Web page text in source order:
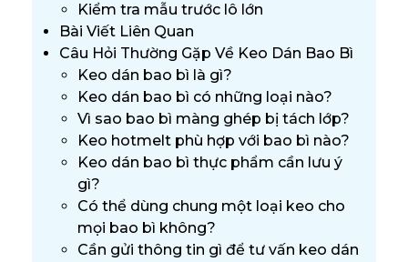
Kiểm tra mẫu trước lô lớn
Bài Viết Liên Quan
Câu Hỏi Thường Gặp Về Keo Dán Bao Bì
Keo dán bao bì là gì?
Keo dán bao bì có những loại nào?
Vì sao bao bì màng ghép bị tách lớp?
Keo hotmelt phù hợp với bao bì nào?
Keo dán bao bì thực phẩm cần lưu ý
gì?
Có thể dùng chung một loại keo cho
mọi bao bì không?
Cần gửi thông tin gì để tư vấn keo dán